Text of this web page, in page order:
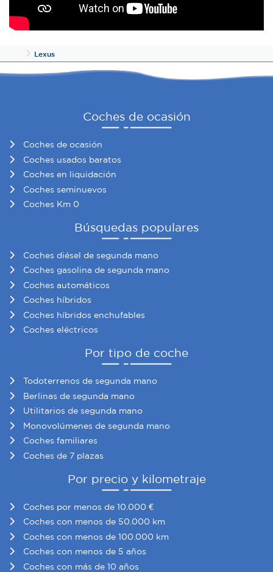
InicioLexus
Coches de ocasión
Coches de ocasión
Coches usados baratos
Coches en liquidación
Coches seminuevos
Coches Km 0
Búsquedas populares
Coches diésel de segunda mano
Coches gasolina de segunda mano
Coches automáticos
Coches híbridos
Coches híbridos enchufables
Coches eléctricos
Por tipo de coche
Todoterrenos de segunda mano
Berlinas de segunda mano
Utilitarios de segunda mano
Monovolúmenes de segunda mano
Coches familiares
Coches de 7 plazas
Por precio y kilometraje
Coches por menos de 10.000 €
Coches con menos de 50.000 km
Coches con menos de 100.000 km
Coches con menos de 5 años
Coches con más de 10 años